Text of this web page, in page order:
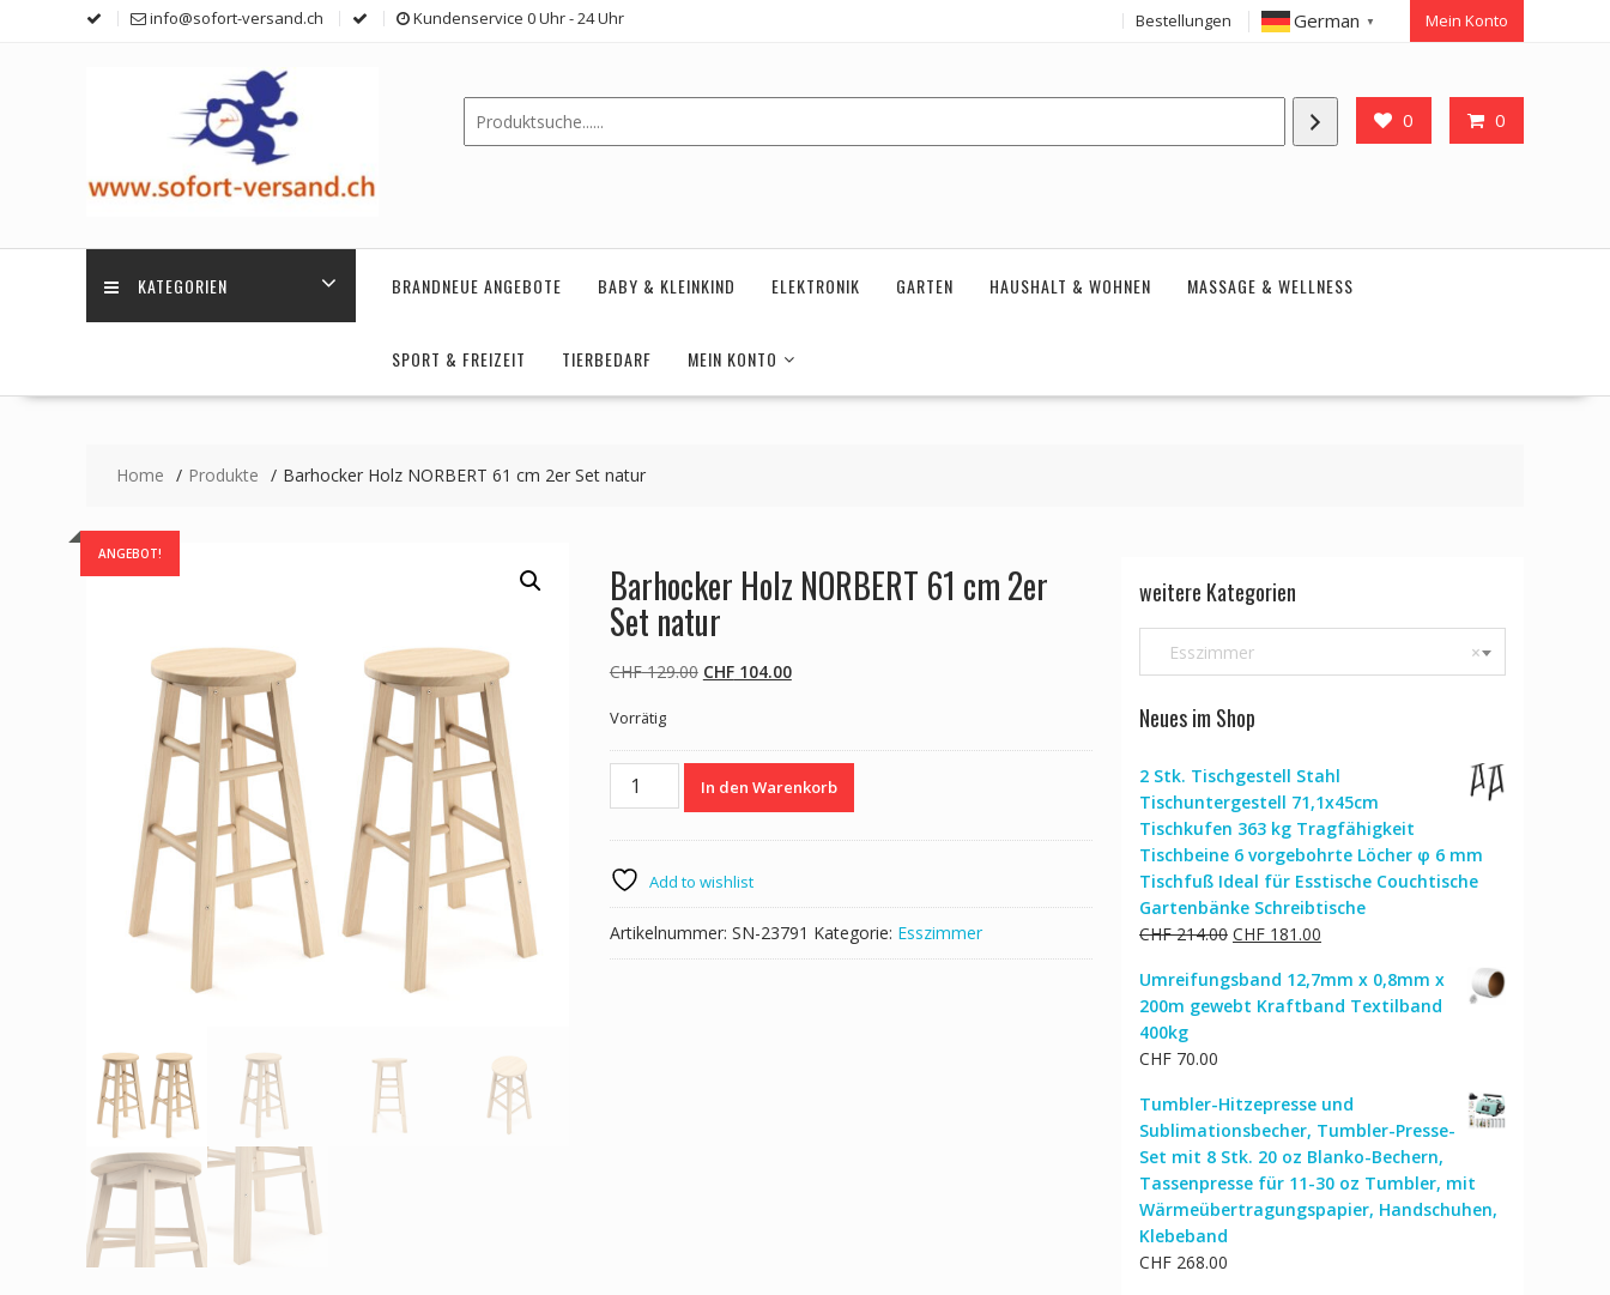
info@sofort-versand.ch Kundenservice 0 Uhr - 24 Uhr Bestellungen German ▼ Mein Konto
0 0
KATEGORIEN BRANDNEUE ANGEBOTE BABY & KLEINKIND ELEKTRONIK GARTEN HAUSHALT & WOHNEN MASSAGE & WELLNESS
SPORT & FREIZEIT TIERBEDARF MEIN KONTO
Home Produkte Barhocker Holz NORBERT 61 cm 2er Set natur
ANGEBOT!
Barhocker Holz NORBERT 61 cm 2er
Set natur
CHF129.00 Ursprünglicher
CHF 129.00
CHF104.00Aktueller
CHF 104.00.
Vorrätig
Barhocker
cm
2er
Set
natur
In den Warenkorb
Add to wishlist
Artikelnummer: SN-23791 Kategorie: Esszimmer
weitere Kategorien
×
Esszimmer
Neues im Shop
2 Stk. Tischgestell Stahl
Tischuntergestell 71,1x45cm
Tischkufen 363 kg Tragfähigkeit
Tischbeine 6 vorgebohrte Löcher φ 6 mm
Tischfuß Ideal für Esstische Couchtische
Gartenbänke Schreibtische
CHF214.00 Ursprünglicher
war:
CHF 214.00
CHF 181.00
ist:
CHF 181.00.
Umreifungsband 12,7mm x 0,8mm x
200m gewebt Kraftband Textilband
400kg
CHF 70.00
Tumbler-Hitzepresse und
Sublimationsbecher, Tumbler-Presse-
Set mit 8 Stk. 20 oz Blanko-Bechern,
Tassenpresse für 11-30 oz Tumbler, mit
Wärmeübertragungspapier, Handschuhen,
Klebeband
CHF 268.00